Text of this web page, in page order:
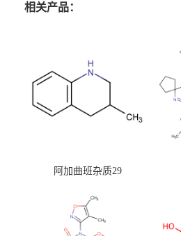
相关产品：
阿加曲班杂质29